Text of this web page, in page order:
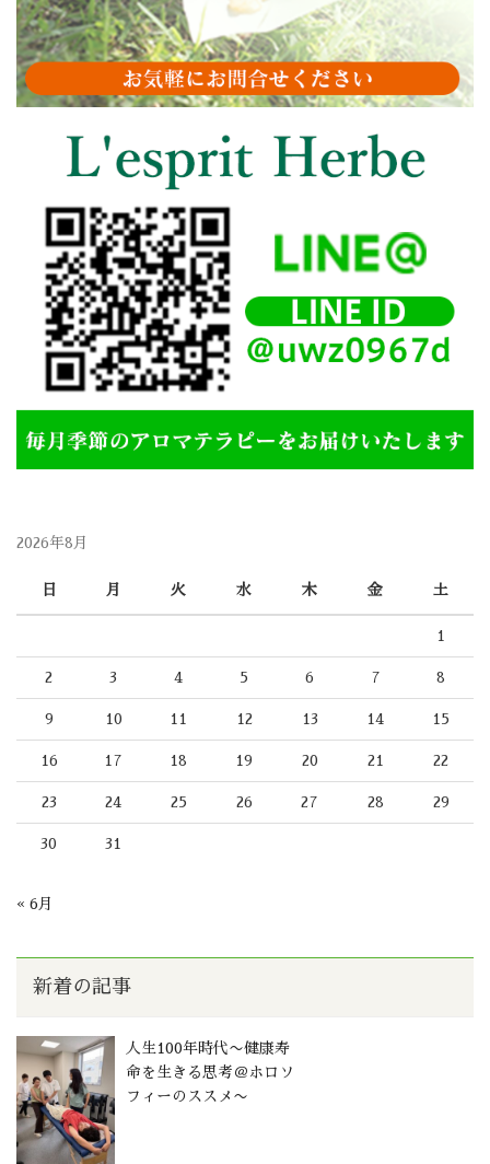
2026年8月
日 月 火 水 木 金 土
1
2 3 4 5 6 7 8
9 10 11 12 13 14 15
16 17 18 19 20 21 22
23 24 25 26 27 28 29
30 31
« 6月
新着の記事
人生100年時代〜健康寿
命を生きる思考＠ホロソ
フィーのススメ〜